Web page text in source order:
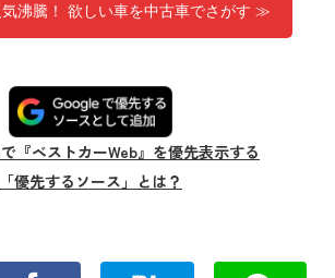
沸騰！ 欲しい車を中古車でさがす ≫
『ベストカーWeb』を優先表示する
「優先するソース」とは？